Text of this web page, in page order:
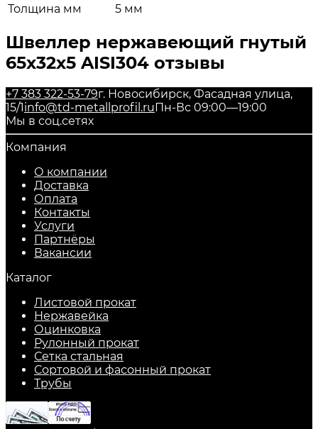
Толщина мм
5 мм
Швеллер нержавеющий гнутый
65х32х5 AISI304 отзывы
+7 383 322-53-79г. Новосибирск, Фасадная улица,
15/1info@td-metallprofil.ruПн-Вс 09:00—19:00
Мы в соц.сетях
Компания
О компании
Доставка
Оплата
Контакты
Услуги
Партнёры
Вакансии
Каталог
Листовой прокат
Нержавейка
Оцинковка
Рулонный прокат
Сетка стальная
Сортовой и фасонный прокат
Трубы